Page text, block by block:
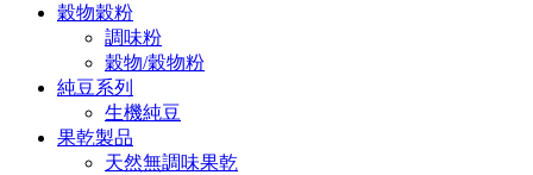
穀物穀粉
調味粉
穀物/穀物粉
純豆系列
生機純豆
果乾製品
天然無調味果乾